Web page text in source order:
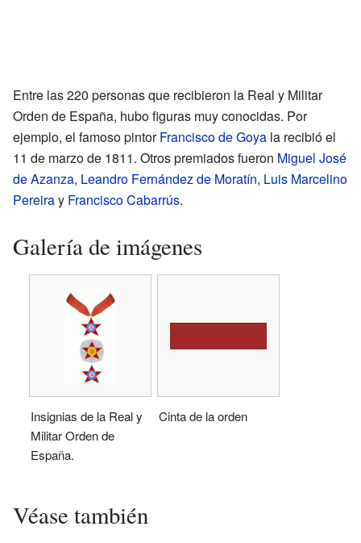
Entre las 220 personas que recibieron la Real y Militar
Orden de España, hubo figuras muy conocidas. Por
ejemplo, el famoso pintorFrancisco de Goya la recibió el
11 de marzo de 1811. Otros premiados fueron Miguel José
de Azanza, Leandro Fernández de Moratín, Luis Marcelino
Pereiray Francisco Cabarrús.
Galería de imágenes
Insignias de la Real y
Militar Orden de
España.
Cinta de la orden
Véase también